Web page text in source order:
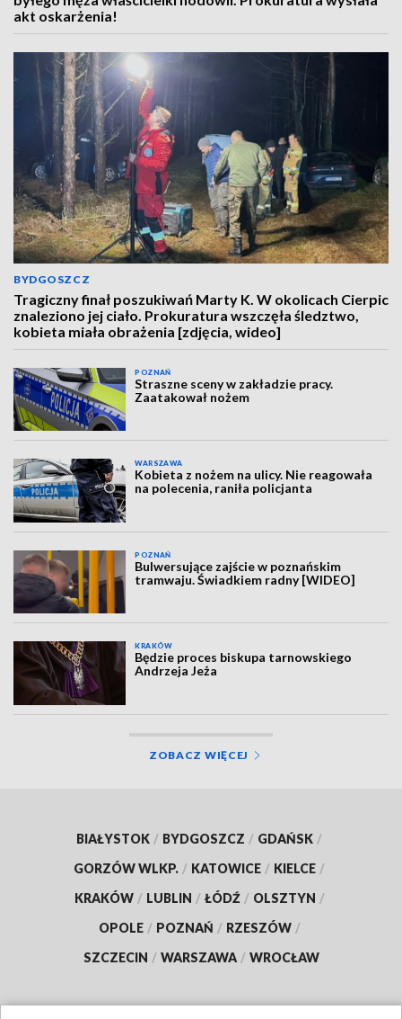
akt oskarżenia!
BYDGOSZCZ
Tragiczny finał poszukiwań Marty K. W okolicach Cierpic
znaleziono jej ciało. Prokuratura wszczęła śledztwo,
kobieta miała obrażenia [zdjęcia, wideo]
POZNAŃ
Straszne sceny w zakładzie pracy.
Zaatakował nożem
WARSZAWA
Kobieta z nożem na ulicy. Nie reagowała
na polecenia, raniła policjanta
POZNAŃ
Bulwersujące zajście w poznańskim
tramwaju. Świadkiem radny [WIDEO]
KRAKÓW
Będzie proces biskupa tarnowskiego
Andrzeja Jeża
ZOBACZ WIĘCEJ
BIAŁYSTOK / BYDGOSZCZ / GDAŃSK /
GORZÓW WLKP. / KATOWICE / KIELCE /
KRAKÓW / LUBLIN / ŁÓDŹ / OLSZTYN /
OPOLE / POZNAŃ / RZESZÓW /
SZCZECIN / WARSZAWA / WROCŁAW